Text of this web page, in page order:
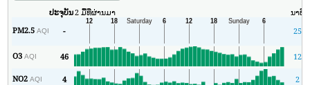
ປະຈຸບັນ2 ມື້ທີ່ຜ່ານມາ ນາທີ
PM2.5AQI - 25
O3AQI 46 12
NO2AQI 4 2